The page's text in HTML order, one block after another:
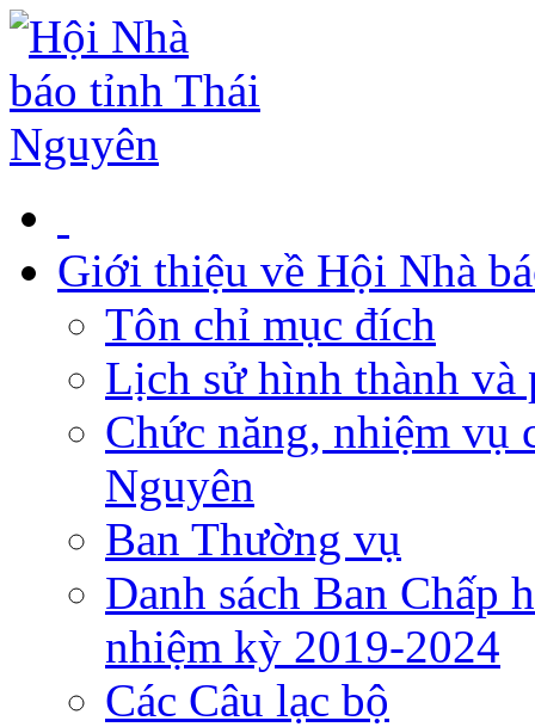
Giới thiệu về Hội Nhà
Tôn chỉ mục đích
Lịch sử hình thành và
Chức năng, nhiệm vụ
Nguyên
Ban Thường vụ
Danh sách Ban Chấp
nhiệm kỳ 2019-2024
Các Câu lạc bộ